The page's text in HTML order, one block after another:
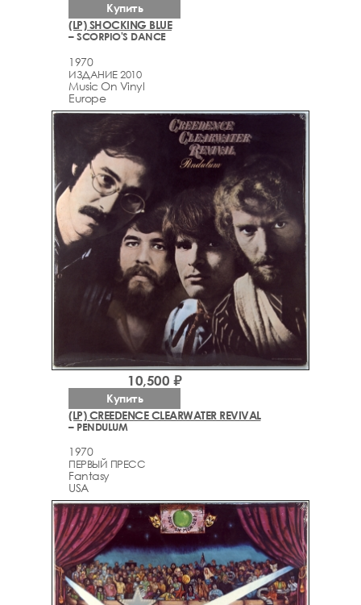
(LP) SHOCKING BLUE
– SCORPIO'S DANCE
1970
ИЗДАНИЕ 2010
Music On Vinyl
Europe
Купить
(LP) CREEDENCE CLEARWATER REVIVAL
– PENDULUM
1970
ПЕРВЫЙ ПРЕСС
Fantasy
USA
10,500 ₽
Купить